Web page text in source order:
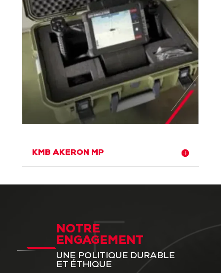
KMB AKERON MP
NOTRE
ENGAGEMENT
UNE POLITIQUE DURABLE
ET ÉTHIQUE